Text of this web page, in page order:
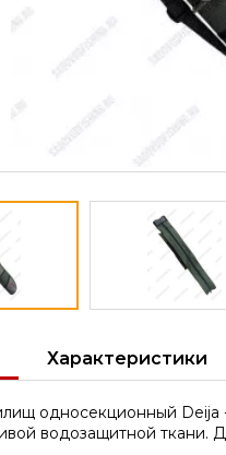
Характеристики
односекционный Deija
водозащитной ткани.